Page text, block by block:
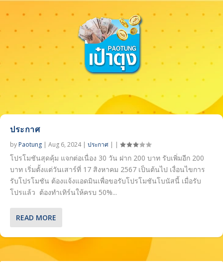
ประกาศ
by Paotung | Aug 6, 2024| ประกาศ | |
โปรโมชันสุดคุ้ม แจกต่อเนื่อง 30 วัน ฝาก 200 บาท รับเพิ่มอีก 200
บาท เริ่มตั้งแต่วันเสาร์ที่ 17 สิงหาคม 2567 เป็นต้นไป เงื่อนไขการ
รับโปรโมชัน ต้องแจ้งแอดมินเพื่อขอรับโปรโมชันโบนัสนี้ เมื่อรับ
โปรแล้ว ต้องทำเทิร์นให้ครบ 50%...
READ MORE